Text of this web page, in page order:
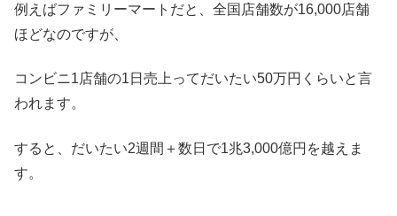
例えばファミリーマートだと、全国店舗数が16,000店舗
ほどなのですが、
コンビニ1店舗の1日売上ってだいたい50万円くらいと言
われます。
すると、だいたい2週間＋数日で1兆3,000億円を越えま
す。